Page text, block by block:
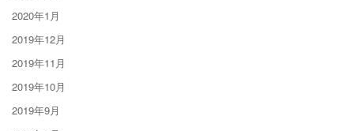
2020年1月
2019年12月
2019年11月
2019年10月
2019年9月